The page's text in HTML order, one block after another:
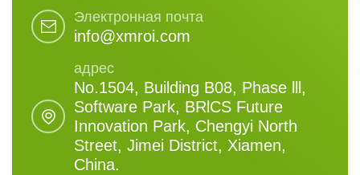
Электронная почта
info@xmroi.com
адрес
No.1504, Building B08, Phase lll,
Software Park, BRlCS Future
Innovation Park, Chengyi North
Street, Jimei District, Xiamen,
China.